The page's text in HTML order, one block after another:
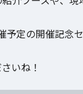
予定の開催記念
いね！